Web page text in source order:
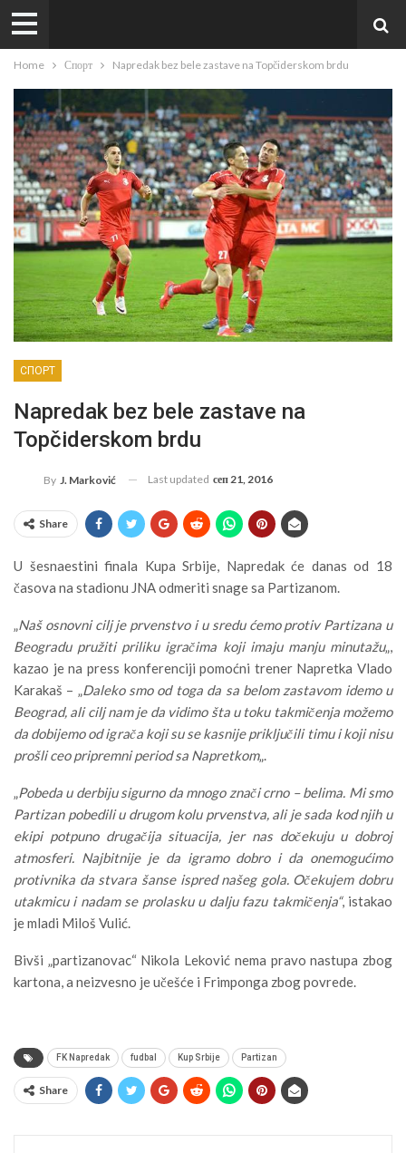
Home Спорт Napredak bez bele zastave na Topčiderskom brdu
СПОРТ
Napredak bez bele zastave na
Topčiderskom brdu
By J. Marković Last updated сеп 21, 2016
Share
U šesnaestini finala Kupa Srbije, Napredak će danas od 18
časova na stadionu JNA odmeriti snage sa Partizanom.
„Naš osnovni cilj je prvenstvo i u sredu ćemo protiv Partizana u
Beogradu pružiti priliku igračima koji imaju manju minutažu„,
kazao je na press konferenciji pomoćni trener Napretka Vlado
Karakaš – „Daleko smo od toga da sa belom zastavom idemo u
Beograd, ali cilj nam je da vidimo šta u toku takmičenja možemo
da dobijemo od igrača koji su se kasnije priključili timu i koji nisu
prošli ceo pripremni period sa Napretkom„.
„Pobeda u derbiju sigurno da mnogo znači crno – belima. Mi smo
Partizan pobedili u drugom kolu prvenstva, ali je sada kod njih u
ekipi potpuno drugačija situacija, jer nas dočekuju u dobroj
atmosferi. Najbitnije je da igramo dobro i da onemogućimo
protivnika da stvara šanse ispred našeg gola. Očekujem dobru
utakmicu i nadam se prolasku u dalju fazu takmičenja“, istakao
je mladi Miloš Vulić.
Bivši „partizanovac“ Nikola Leković nema pravo nastupa zbog
kartona, a neizvesno je učešće i Frimponga zbog povrede.
FK Napredak fudbal Kup Srbije Partizan
Share